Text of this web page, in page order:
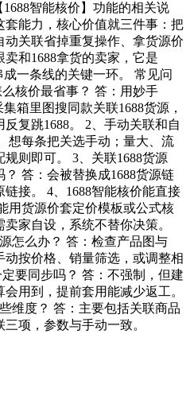
1688智能核价】功能的相关说
套能力，核心价值就三件事：把
动关联省掉重复操作、拿货源价
和1688拿货的卖家，它是
一条线的关键一环。 常见问
核价最省事？ 答：用妙手
箱里图搜同款关联1688货源，
复跳1688。 2、手动关联和自
想每条把关选手动；量大、流
则即可。 3、关联1688货源
答：会被替换成1688货源链
接。 4、1688智能核价能直接
用货源价套定价模板或公式核
家自设，系统不替你决策。
怎么办？ 答：检查产品图与
动按价格、销量筛选，或调整相
要同步吗？ 答：不强制，但建
用到，提前套用能减少返工。
维度？ 答：主要包括关联商品
项，参数与手动一致。